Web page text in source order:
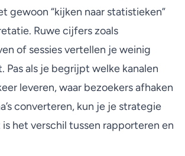
gewoon “kijken naar statistieken”
Ruwe cijfers zoals
of sessies vertellen je weinig
Pas als je begrijpt welke kanalen
leveren, waar bezoekers afhaken
converteren, kun je je strategie
is het verschil tussen rapporteren en